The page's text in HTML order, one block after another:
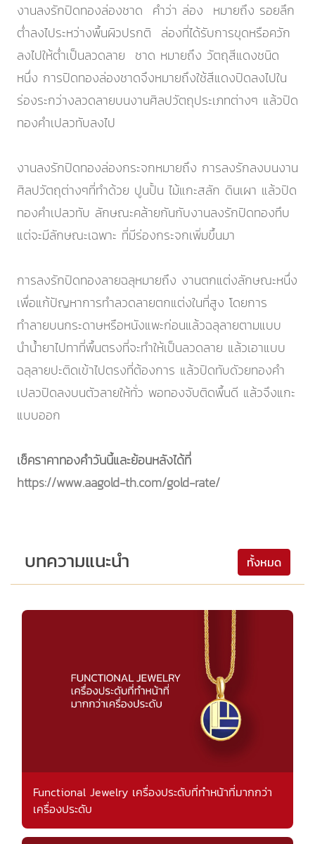
งานลงรักปิดทองล่องชาด คำว่า ล่อง หมายถึง รอยลึก
ต่ำลงไประหว่างพื้นผิวปรกติ ล่องที่ได้รับการขุดหรือควัก
ลงไปให้ต่ำเป็นลวดลาย ชาด หมายถึง วัตถุสีแดงชนิด
หนึ่ง การปิดทองล่องชาดจึงหมายถึงใช้สีแดงปิดลงไปใน
ร่องระกว่างลวดลายบนงานศิลปวัตถุประเภทต่างๆ แล้วปิด
ทองคำเปลวทับลงไป
งานลงรักปิดทองล่องกระจกหมายถึง การลงรักลงบนงาน
ศิลปวัตถุต่างๆที่ทำด้วย ปูนปั้น ไม้แกะสลัก ดินเผา แล้วปิด
ทองคำเปลวทับ ลักษณะคล้ายกันกับงานลงรักปิดทองทึบ
แต่จะมีลักษณะเฉพาะ ที่มีร่องกระจกเพิ่มขึ้นมา
การลงรักปิดทองลายฉลุหมายถึง งานตกแต่งลักษณะหนึ่ง
เพื่อแก้ปัญหาการทำลวดลายตกแต่งในที่สูง โดยการ
ทำลายบนกระดาษหรือหนังแพะก่อนแล้วฉลุลายตามแบบ
นำน้ำยาไปทาที่พื้นตรงที่จะทำให้เป็นลวดลาย แล้วเอาแบบ
ฉลุลายปะติดเข้าไปตรงที่ต้องการ แล้วปิดทับดัวยทองคำ
เปลวปิดลงบนตัวลายให้ทั่ว พอทองจับติดพื้นดี แล้วจึงแกะ
แบบออก
เช็คราคาทองคำวันนี้และย้อนหลังได้ที่
https://www.aagold-th.com/gold-rate/
บทความแนะนำ ทั้งหมด
Functional Jewelry เครื่องประดับที่ทำหน้าที่มากกว่า
เครื่องประดับ